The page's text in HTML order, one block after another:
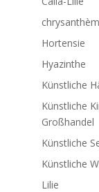
Hortensie
Hyazinthe
Künstliche
Künstliche
Großhandel
Künstliche
Künstliche
Lilie